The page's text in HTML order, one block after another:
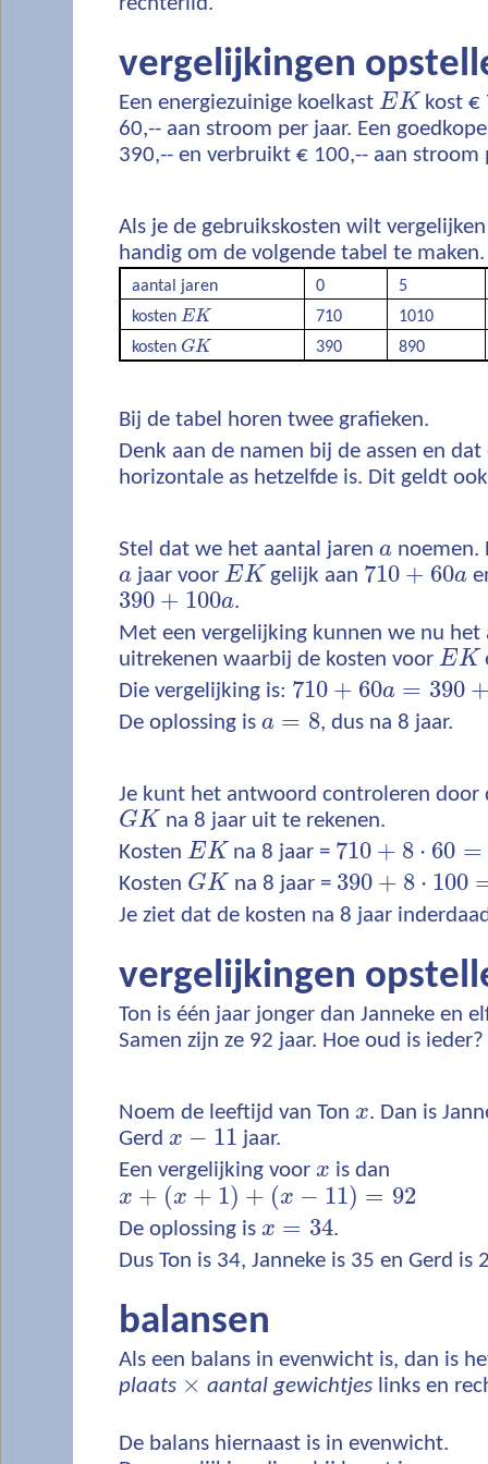
vergelijkingen
Een energiezuinige koelkast EK
EK
kost
60,-- aan stroom per jaar. Een
390,-- en verbruikt € 100,-- aan stroom
Als je de gebruikskosten wilt
handig om de volgende tabel te maken.
aantal jaren 0
5
kosten EK
EK
710
1010
kosten GK
GK
390 890
Bij de tabel horen twee grafieken.
Denk aan de namen bij de assen en
horizontale as hetzelfde is. Dit geldt
Stel dat we het aantal jaren a
a noemen.
a
a jaar voor EK
EK gelijk aan 710 + 60a
710+60a
390 + 100a
390+100a
.
Met een vergelijking kunnen we nu het
uitrekenen waarbij de kosten voor EK
EK
Die vergelijking is: 710 + 60a = 390
710 +60a 390+100
De oplossing is a = 8, dus na 8 jaar.
Je kunt het antwoord controleren door
GK
GK
na 8 jaar uit te rekenen.
Kosten EK
EK na 8 jaar = 710 + 8 ⋅ 60 =
710 +8 ⋅60=
Kosten GK
GK na 8 jaar = 390 + 8 ⋅ 100
390 +8 ⋅100=
Je ziet dat de kosten na 8 jaar
vergelijkingen
Ton is één jaar jonger dan Janneke en
Samen zijn ze 92 jaar. Hoe oud is ieder?
Noem de leeftijd van Ton x
x. Dan is
Gerd x − 11
x −11
jaar.
Een vergelijking voor x
x is dan
x + (x + 1) + (x − 11) = 92
x+(x +1)+(x−11) =92
De oplossing is x = 34
=
.
Dus Ton is 34, Janneke is 35 en Gerd is
balansen
Als een balans in evenwicht is, dan is
plaats × aantal gewichtjes links en
De balans hiernaast is in evenwicht.